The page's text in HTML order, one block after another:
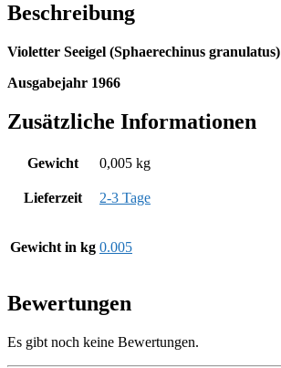
Beschreibung
Violetter Seeigel (Sphaerechinus granulatus)
Ausgabejahr 1966
Zusätzliche Informationen
Gewicht 0,005 kg
Lieferzeit 2-3 Tage
Gewicht in kg 0.005
Bewertungen
Es gibt noch keine Bewertungen.